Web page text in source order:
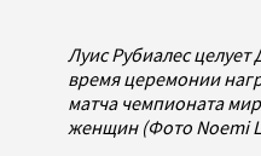
Луис Рубиалес
время церемонии
матча чемпионата
женщин (Фото Noemi